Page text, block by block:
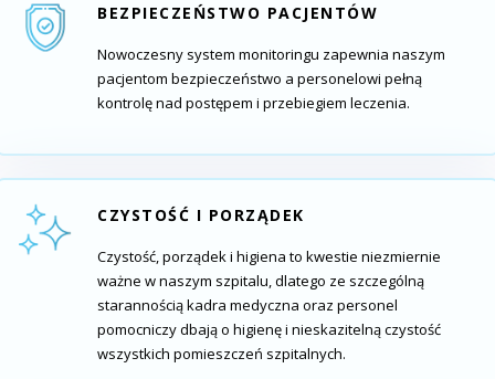
BEZPIECZEŃSTWO PACJENTÓW
Nowoczesny system monitoringu zapewnia naszym
pacjentom bezpieczeństwo a personelowi pełną
kontrolę nad postępem i przebiegiem leczenia.
CZYSTOŚĆ I PORZĄDEK
Czystość, porządek i higiena to kwestie niezmiernie
ważne w naszym szpitalu, dlatego ze szczególną
starannością kadra medyczna oraz personel
pomocniczy dbają o higienę i nieskazitelną czystość
wszystkich pomieszczeń szpitalnych.